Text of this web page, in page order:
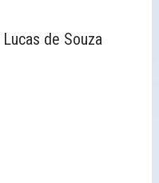
Lucas de Souza